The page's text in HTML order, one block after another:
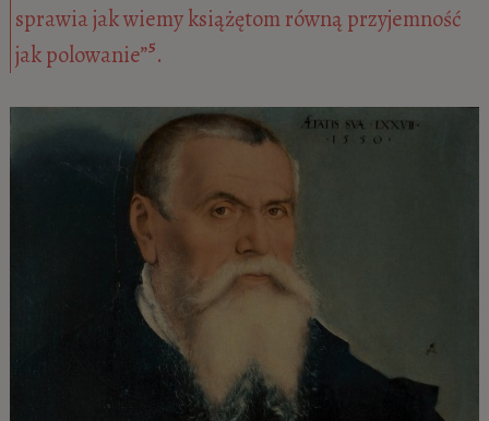
sprawia jak wiemy książętom równą przyjemność
jak polowanie”5.